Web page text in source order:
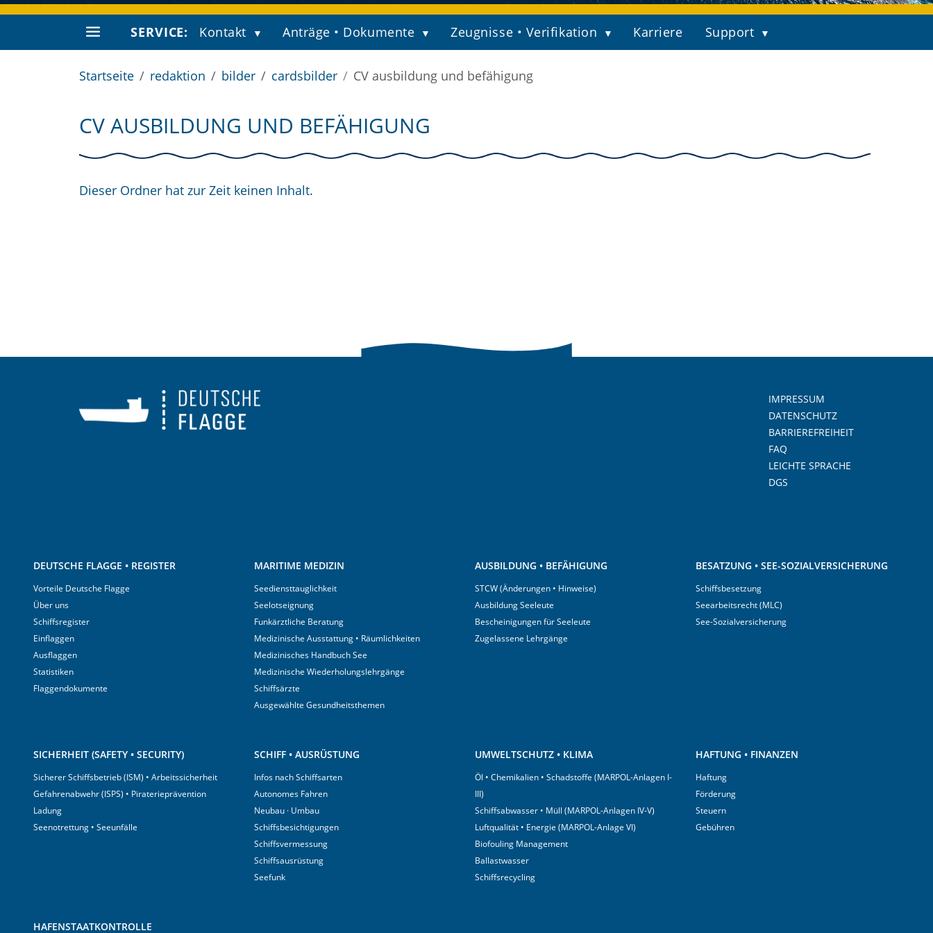
SERVICE: Kontakt Anträge • Dokumente Zeugnisse • Verifikation Karriere Support
Startseite redaktion bilder cardsbilder CV ausbildung und befähigung
CV AUSBILDUNG UND BEFÄHIGUNG
Dieser Ordner hat zur Zeit keinen Inhalt.
IMPRESSUM
DATENSCHUTZ
BARRIEREFREIHEIT
FAQ
LEICHTE SPRACHE
DGS
DEUTSCHE FLAGGE • REGISTER
Vorteile Deutsche Flagge
Über uns
Schiffsregister
Einflaggen
Ausflaggen
Statistiken
Flaggendokumente
MARITIME MEDIZIN
Seediensttauglichkeit
Seelotseignung
Funkärztliche Beratung
Medizinische Ausstattung • Räumlichkeiten
Medizinisches Handbuch See
Medizinische Wiederholungslehrgänge
Schiffsärzte
Ausgewählte Gesundheitsthemen
AUSBILDUNG • BEFÄHIGUNG
STCW (Änderungen • Hinweise)
Ausbildung Seeleute
Bescheinigungen für Seeleute
Zugelassene Lehrgänge
BESATZUNG • SEE-SOZIALVERSICHERUNG
Schiffsbesetzung
Seearbeitsrecht (MLC)
See-Sozialversicherung
SICHERHEIT (SAFETY • SECURITY)
Sicherer Schiffsbetrieb (ISM) • Arbeitssicherheit
Gefahrenabwehr (ISPS) • Piraterieprävention
Ladung
Seenotrettung • Seeunfälle
SCHIFF • AUSRÜSTUNG
Infos nach Schiffsarten
Autonomes Fahren
Neubau · Umbau
Schiffsbesichtigungen
Schiffsvermessung
Schiffsausrüstung
Seefunk
UMWELTSCHUTZ • KLIMA
Öl • Chemikalien • Schadstoffe (MARPOL-Anlagen I-
III)
Schiffsabwasser • Müll (MARPOL-Anlagen IV-V)
Luftqualität • Energie (MARPOL-Anlage VI)
Biofouling Management
Ballastwasser
Schiffsrecycling
HAFTUNG • FINANZEN
Haftung
Förderung
Steuern
Gebühren
HAFENSTAATKONTROLLE